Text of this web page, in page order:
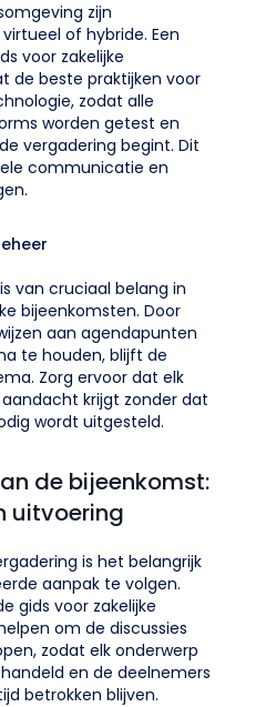
zijn
of hybride. Een
voor zakelijke
de beste praktijken voor
zodat alle
worden getest en
vergadering begint. Dit
communicatie en
van cruciaal belang in
bijeenkomsten. Door
aan agendapunten
te houden, blijft de
Zorg ervoor dat elk
krijgt zonder dat
wordt uitgesteld.
de bijeenkomst:
uitvoering
is het belangrijk
aanpak te volgen.
gids voor zakelijke
om de discussies
zodat elk onderwerp
en de deelnemers
betrokken blijven.